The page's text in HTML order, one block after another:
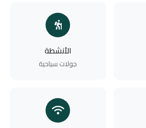
الأنشطة
جولات سياحية